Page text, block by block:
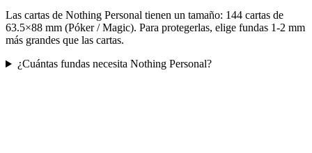
Las cartas de Nothing Personal tienen un tamaño: 144 cartas de
63.5×88 mm (Póker / Magic). Para protegerlas, elige fundas 1-2 mm
más grandes que las cartas.
¿Cuántas fundas necesita Nothing Personal?